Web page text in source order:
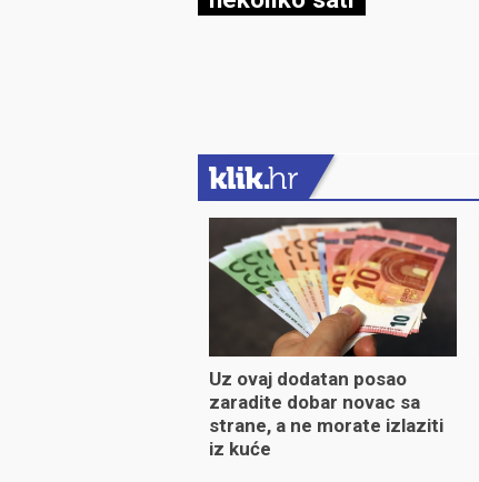
Uz ovaj dodatan posao
zaradite dobar novac sa
strane, a ne morate izlaziti
iz kuće